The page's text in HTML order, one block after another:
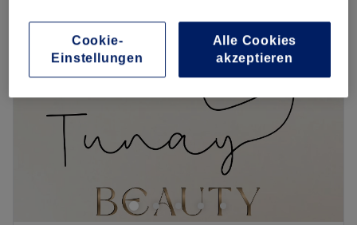
Mittwoch
Donnerstag
09:00–20:00
Freitag
09:00–20:00
Geschlossen
Strahlende Haut und tolle Augenbrauen und Wimpern
bekommst du bei MK COSMETICS in Maxvorstadt. Hier
Beauty-Behandlungen verwöhnen und verschönern
Cookie-
Einstellungen
Alle Cookies
akzeptieren